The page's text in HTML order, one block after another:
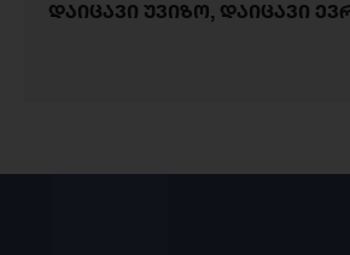
დაიცავი უვიზო, დაიცავი